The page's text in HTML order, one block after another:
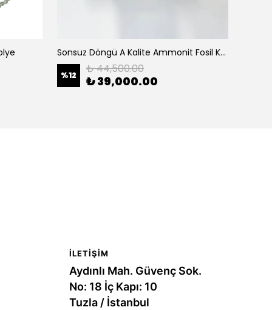
Sonsuz Döngü A Kalite Ammonit Fosil Koleksiyon Obje
%12 ₺ 44,500.00
₺ 39,000.00
İLETIŞIM
Aydınlı Mah. Güvenç Sok.
No: 18 İç Kapı: 10
Tuzla / İstanbul